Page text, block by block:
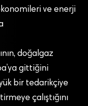
ve enerji
doğalgaz
gittiğini
bir tedarikçiye
çalıştığını